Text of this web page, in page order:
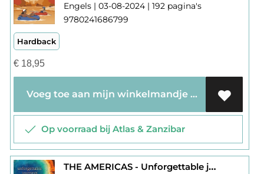
Engels | 03-08-2024 | 192 pagina's
9780241686799
Hardback
€18,95
Voeg toe aan mijn winkelmandje
Op voorraad bij Atlas & Zanzibar
THE AMERICAS - Unforgettable journeys